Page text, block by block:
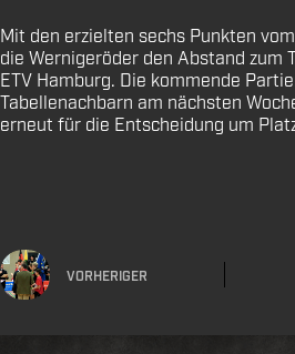
Mit den erzielten sechs Punkten
die Wernigeröder den Abstand zum
ETV Hamburg. Die kommende
Tabellenachbarn am nächsten
erneut für die Entscheidung um
VORHERIGER